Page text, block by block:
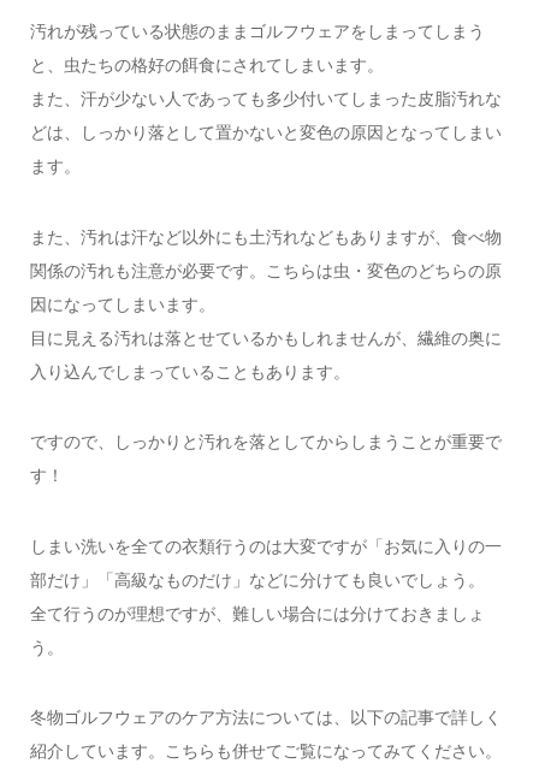
汚れが残っている状態のままゴルフウェアをしまってしまう
と、虫たちの格好の餌食にされてしまいます。
また、汗が少ない人であっても多少付いてしまった皮脂汚れな
どは、しっかり落として置かないと変色の原因となってしまい
ます。
また、汚れは汗など以外にも土汚れなどもありますが、食べ物
関係の汚れも注意が必要です。こちらは虫・変色のどちらの原
因になってしまいます。
目に見える汚れは落とせているかもしれませんが、繊維の奥に
入り込んでしまっていることもあります。
ですので、しっかりと汚れを落としてからしまうことが重要で
す！
しまい洗いを全ての衣類行うのは大変ですが「お気に入りの一
部だけ」「高級なものだけ」などに分けても良いでしょう。
全て行うのが理想ですが、難しい場合には分けておきましょ
う。
冬物ゴルフウェアのケア方法については、以下の記事で詳しく
紹介しています。こちらも併せてご覧になってみてください。